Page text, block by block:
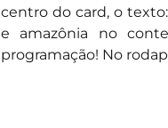
centro do card, o
e amazônia no
programação! No